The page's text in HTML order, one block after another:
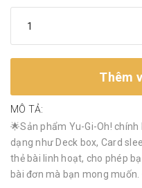
Thêm
MÔ TẢ:
🌟Sản phẩm Yu-Gi-Oh!
dạng như Deck box, Card
thẻ bài linh hoạt, cho phép
bài đơn mà bạn mong muốn.